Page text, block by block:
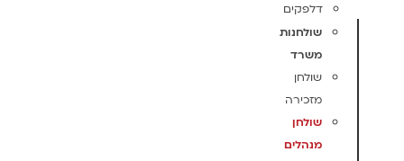
דלפקים
שולחנות
משרד
שולחן
מזכירה
שולחן
מנהלים